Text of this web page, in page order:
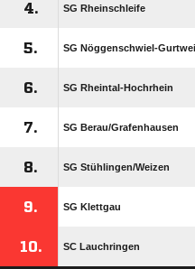
4. SG Rheinschleife
5. SG Nöggenschwiel-Gurtweil
6. SG Rheintal-Hochrhein
7. SG Berau/​Grafenhausen
8. SG Stühlingen/​Weizen
9. SG Klettgau
10. SC Lauchringen